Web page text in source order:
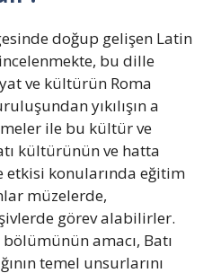
doğup gelişen Latin
bu dille
ve kültürün Roma
yıkılışın a
ile bu kültür ve
kültürünün ve hatta
etkisi konularında eğitim
müzelerde,
görev alabilirler.
amacı, Batı
temel unsurlarını